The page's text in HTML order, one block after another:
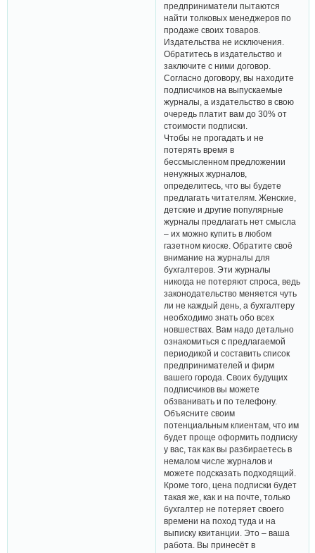
предприниматели пытаются
найти толковых менеджеров по
продаже своих товаров.
Издательства не исключения.
Обратитесь в издательство и
заключите с ними договор.
Согласно договору, вы находите
подписчиков на выпускаемые
журналы, а издательство в свою
очередь платит вам до 30% от
стоимости подписки.
Чтобы не прогадать и не
потерять время в
бессмысленном предложении
ненужных журналов,
определитесь, что вы будете
предлагать читателям. Женские,
детские и другие популярные
журналы предлагать нет смысла
– их можно купить в любом
газетном киоске. Обратите своё
внимание на журналы для
бухгалтеров. Эти журналы
никогда не потеряют спроса, ведь
законодательство меняется чуть
ли не каждый день, а бухгалтеру
необходимо знать обо всех
новшествах. Вам надо детально
ознакомиться с предлагаемой
периодикой и составить список
предпринимателей и фирм
вашего города. Своих будущих
подписчиков вы можете
обзванивать и по телефону.
Объясните своим
потенциальным клиентам, что им
будет проще оформить подписку
у вас, так как вы разбираетесь в
немалом числе журналов и
можете подсказать подходящий.
Кроме того, цена подписки будет
такая же, как и на почте, только
бухгалтер не потеряет своего
времени на поход туда и на
выписку квитанции. Это – ваша
работа. Вы принесёт в